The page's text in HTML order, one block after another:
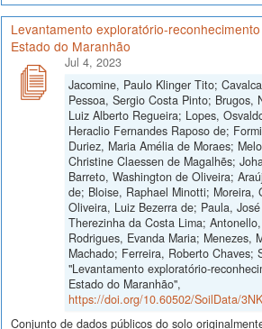
Levantamento exploratório-
Estado do Maranhão
Jul 4, 2023
Jacomine, Paulo Klinger Tito;
Pessoa, Sergio Costa Pinto; Brugos,
Luiz Alberto Regueira; Lopes,
Heraclio Fernandes Raposo de;
Duriez, Maria Amélia de Moraes;
Christine Claessen de Magalhẽs;
Barreto, Washington de Oliveira;
de; Bloise, Raphael Minotti; Moreira,
Oliveira, Luiz Bezerra de; Paula,
Therezinha da Costa Lima;
Rodrigues, Evanda Maria; Menezes,
Machado; Ferreira, Roberto Chaves;
"Levantamento exploratório-
Estado do Maranhão",
https://doi.org/10.60502/SoilData/
Conjunto de dados públicos do solo